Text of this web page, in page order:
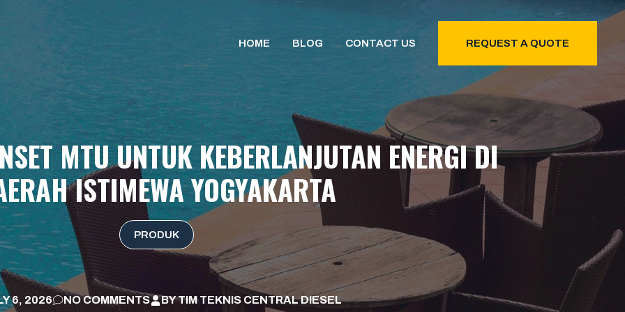
HOME BLOG CONTACT US REQUEST A QUOTE
MTU UNTUK KEBERLANJUTAN ENERGI DI
ISTIMEWA YOGYAKARTA
PRODUK
6, 2026 NO COMMENTS BYTIM TEKNIS CENTRAL DIESEL